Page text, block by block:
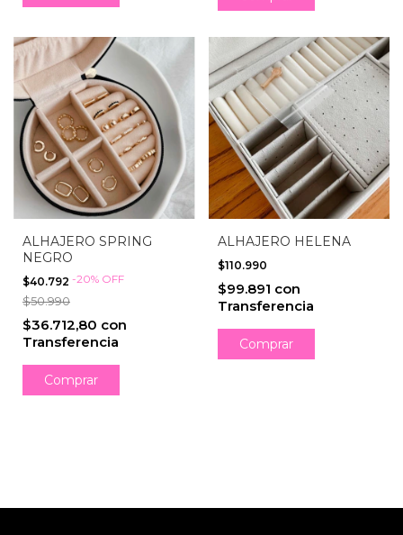
ALHAJERO SPRING
NEGRO
$40.792 -20% OFF
$50.990
$36.712,80 con
Transferencia
ALHAJERO HELENA
$110.990
$99.891 con
Transferencia